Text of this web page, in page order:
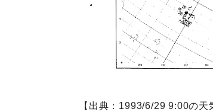
【出典：1993/6/29 9:00の天